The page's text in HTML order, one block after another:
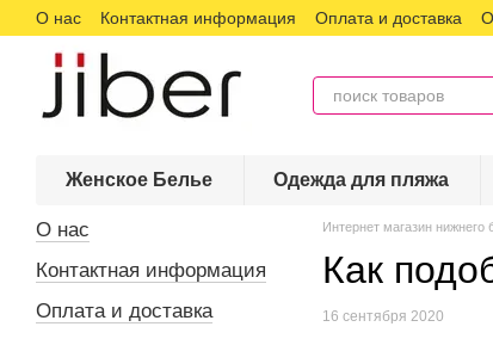
Перейти к основному контенту
О нас Контактная информация Оплата и доставка
Женское Белье Одежда для пляжа
Интернет магазин нижнего
Как
16 сентября 2020
О нас
Контактная информация
Оплата и доставка